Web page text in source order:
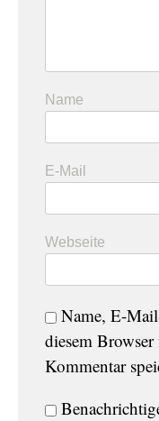
Name
E-Mail
Webseite
Name, E-
diesem
Kommentar